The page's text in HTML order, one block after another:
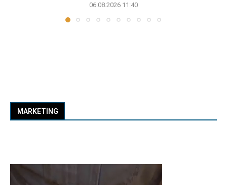
06.08.2026 11:40
MARKETING